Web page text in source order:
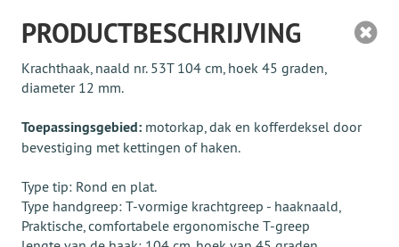
PRODUCTBESCHRIJVING
Krachthaak, naald nr. 53T 104 cm, hoek 45 graden,
diameter 12 mm.
Toepassingsgebied: motorkap, dak en kofferdeksel door
bevestiging met kettingen of haken.
Type tip: Rond en plat.
Type handgreep: T-vormige krachtgreep - haaknaald,
Praktische, comfortabele ergonomische T-greep